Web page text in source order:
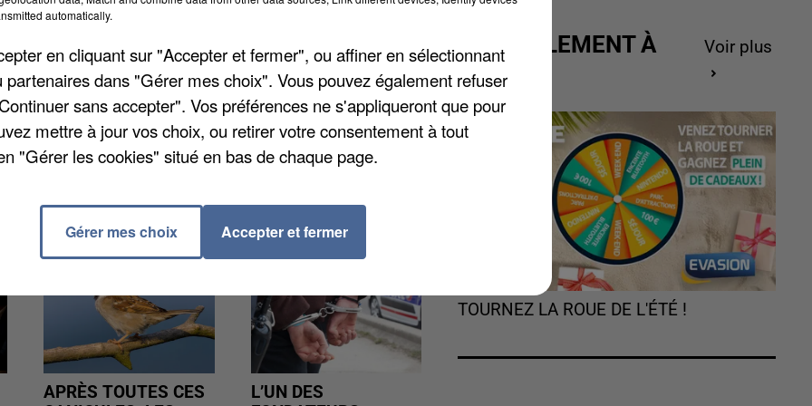
d'intérêt grâce à des profils pré-existants et
de la commune, retrouvez les publications
découverte des points d'intérêt de Magny le Hongre
possible aussi de signaler un incident, quel qu'il soit,
important doit être transmis aux habitants.
APRÈS TOUTES CES
L’UN DES
ACTUELLEMENT À
GAGNER
Voir plus
TOURNEZ LA ROUE DE L'ÉTÉ !
automatically.
en cliquant sur "Accepter et fermer", ou affiner en sélectionnant
partenaires dans "Gérer mes choix". Vous pouvez également refuser
sans accepter". Vos préférences ne s'appliqueront que pour
mettre à jour vos choix, ou retirer votre consentement à tout
"Gérer les cookies" situé en bas de chaque page.
Gérer mes choix Accepter et fermer